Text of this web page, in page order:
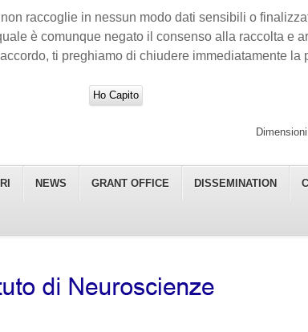
raccoglie in nessun modo dati sensibili o
è comunque negato il consenso alla raccolta e
ti preghiamo di chiudere immediatamente la
Ho Capito
NEWS GRANT OFFICE DISSEMINATION